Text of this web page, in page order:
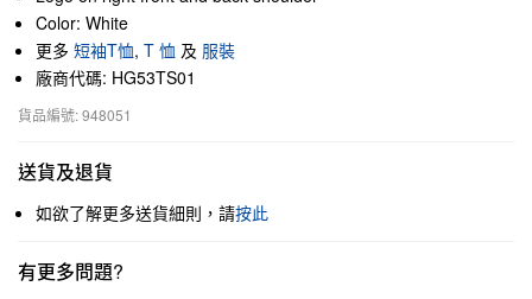
Color: White
更多 短袖T恤, T 恤 及 服裝
廠商代碼: HG53TS01
貨品編號: 948051
送貨及退貨
如欲了解更多送貨細則，請按此
有更多問題?